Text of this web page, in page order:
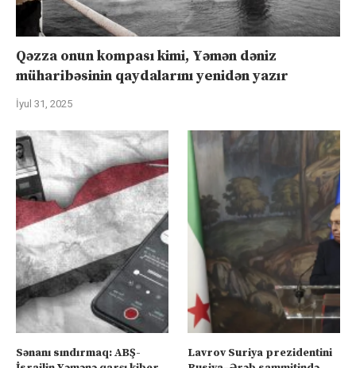
Qəzza onun kompası kimi, Yəmən dəniz
müharibəsinin qaydalarını yenidən yazır
İyul 31, 2025
Sənanı sındırmaq: ABŞ-
Lavrov Suriya prezidentini